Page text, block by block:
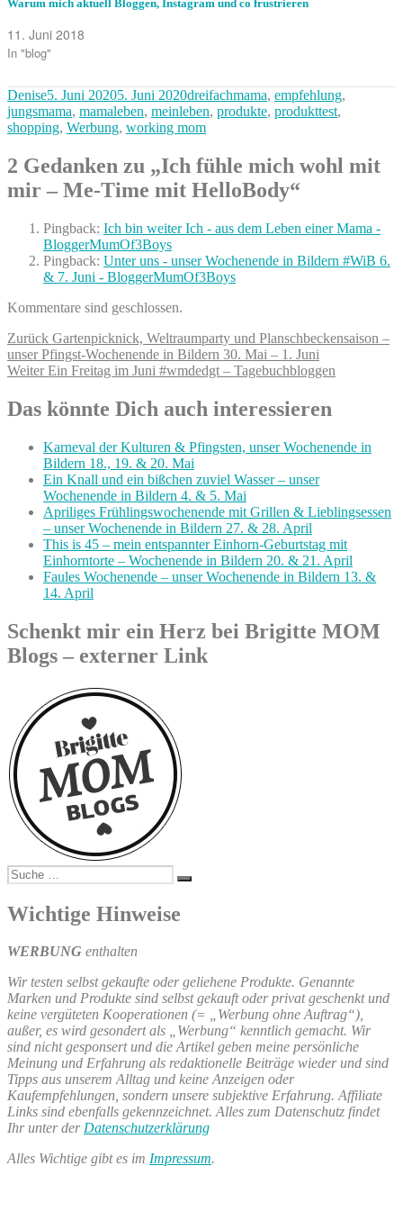
Warum mich aktuell Bloggen, Instagram und co frustrieren
11. Juni 2018
In "blog"
Autor
DeniseVeröffentlicht
am
5. Juni 20205. Juni 2020Kategorien
dreifachmama, empfehlung,
jungsmama, mamaleben, meinleben, produkte, produkttest,
shopping, Werbung, working mom
2 Gedanken zu „Ich fühle mich wohl mit
mir – Me-Time mit HelloBody“
Pingback: Ich bin weiter Ich - aus dem Leben einer Mama -
BloggerMumOf3Boys
Pingback: Unter uns - unser Wochenende in Bildern #WiB 6.
& 7. Juni - BloggerMumOf3Boys
Kommentare sind geschlossen.
Beitragsnavigation
Zurück Vorheriger
Beitrag:
Gartenpicknick, Weltraumparty und Planschbeckensaison –
unser Pfingst-Wochenende in Bildern 30. Mai – 1. Juni
Weiter Nächster
Ein Freitag im Juni #wmdedgt – Tagebuchbloggen
Das könnte Dich auch interessieren
Karneval der Kulturen & Pfingsten, unser Wochenende in
Bildern 18., 19. & 20. Mai
Ein Knall und ein bißchen zuviel Wasser – unser
Wochenende in Bildern 4. & 5. Mai
Apriliges Frühlingswochenende mit Grillen & Lieblingsessen
– unser Wochenende in Bildern 27. & 28. April
This is 45 – mein entspannter Einhorn-Geburtstag mit
Einhorntorte – Wochenende in Bildern 20. & 21. April
Faules Wochenende – unser Wochenende in Bildern 13. &
14. April
Schenkt mir ein Herz bei Brigitte MOM
Blogs – externer Link
Suche
nach:
Suchen
Wichtige Hinweise
WERBUNG enthalten
Wir testen selbst gekaufte oder geliehene Produkte. Genannte
Marken und Produkte sind selbst gekauft oder privat geschenkt und
keine vergüteten Kooperationen (= „Werbung ohne Auftrag“),
außer, es wird gesondert als „Werbung“ kenntlich gemacht. Wir
sind nicht gesponsert und die Artikel geben meine persönliche
Meinung und Erfahrung als redaktionelle Beiträge wieder und sind
Tipps aus unserem Alltag und keine Anzeigen oder
Kaufempfehlungen, sondern unsere subjektive Erfahrung. Affiliate
Links sind ebenfalls gekennzeichnet. Alles zum Datenschutz findet
Ihr unter derDatenschutzerklärung
Alles Wichtige gibt es im Impressum.